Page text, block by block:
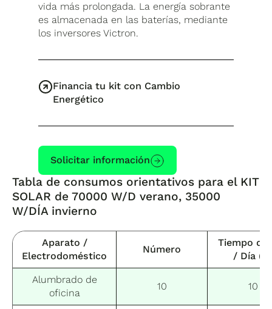
vida más prolongada. La energía sobrante
es almacenada en las baterías, mediante
los inversores Victron.
Financia tu kit con Cambio
Energético
Solicitar información
Tabla de consumos orientativos para el KIT
SOLAR de 70000 W/D verano, 35000
W/DÍA invierno
Aparato /
Electrodoméstico
Número
Tiempo de
/ Día
Alumbrado de
oficina
10 10